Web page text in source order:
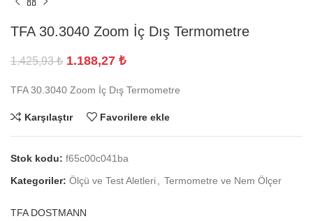
TFA 30.3040 Zoom İç Dış Termometre
1.425,93₺ 1.188,27 ₺
TFA 30.3040 Zoom İç Dış Termometre
Karşılaştır Favorilere ekle
Stok kodu: f65c00c041ba
Kategoriler: Ölçü ve Test Aletleri Termometre ve Nem Ölçer
TFA DOSTMANN